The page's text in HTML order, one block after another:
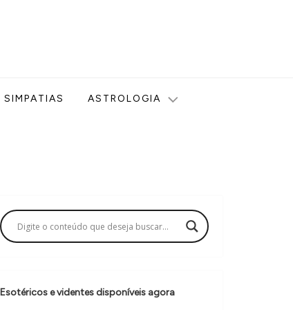
SIMPATIAS ASTROLOGIA
Esotéricos e videntes disponíveis agora